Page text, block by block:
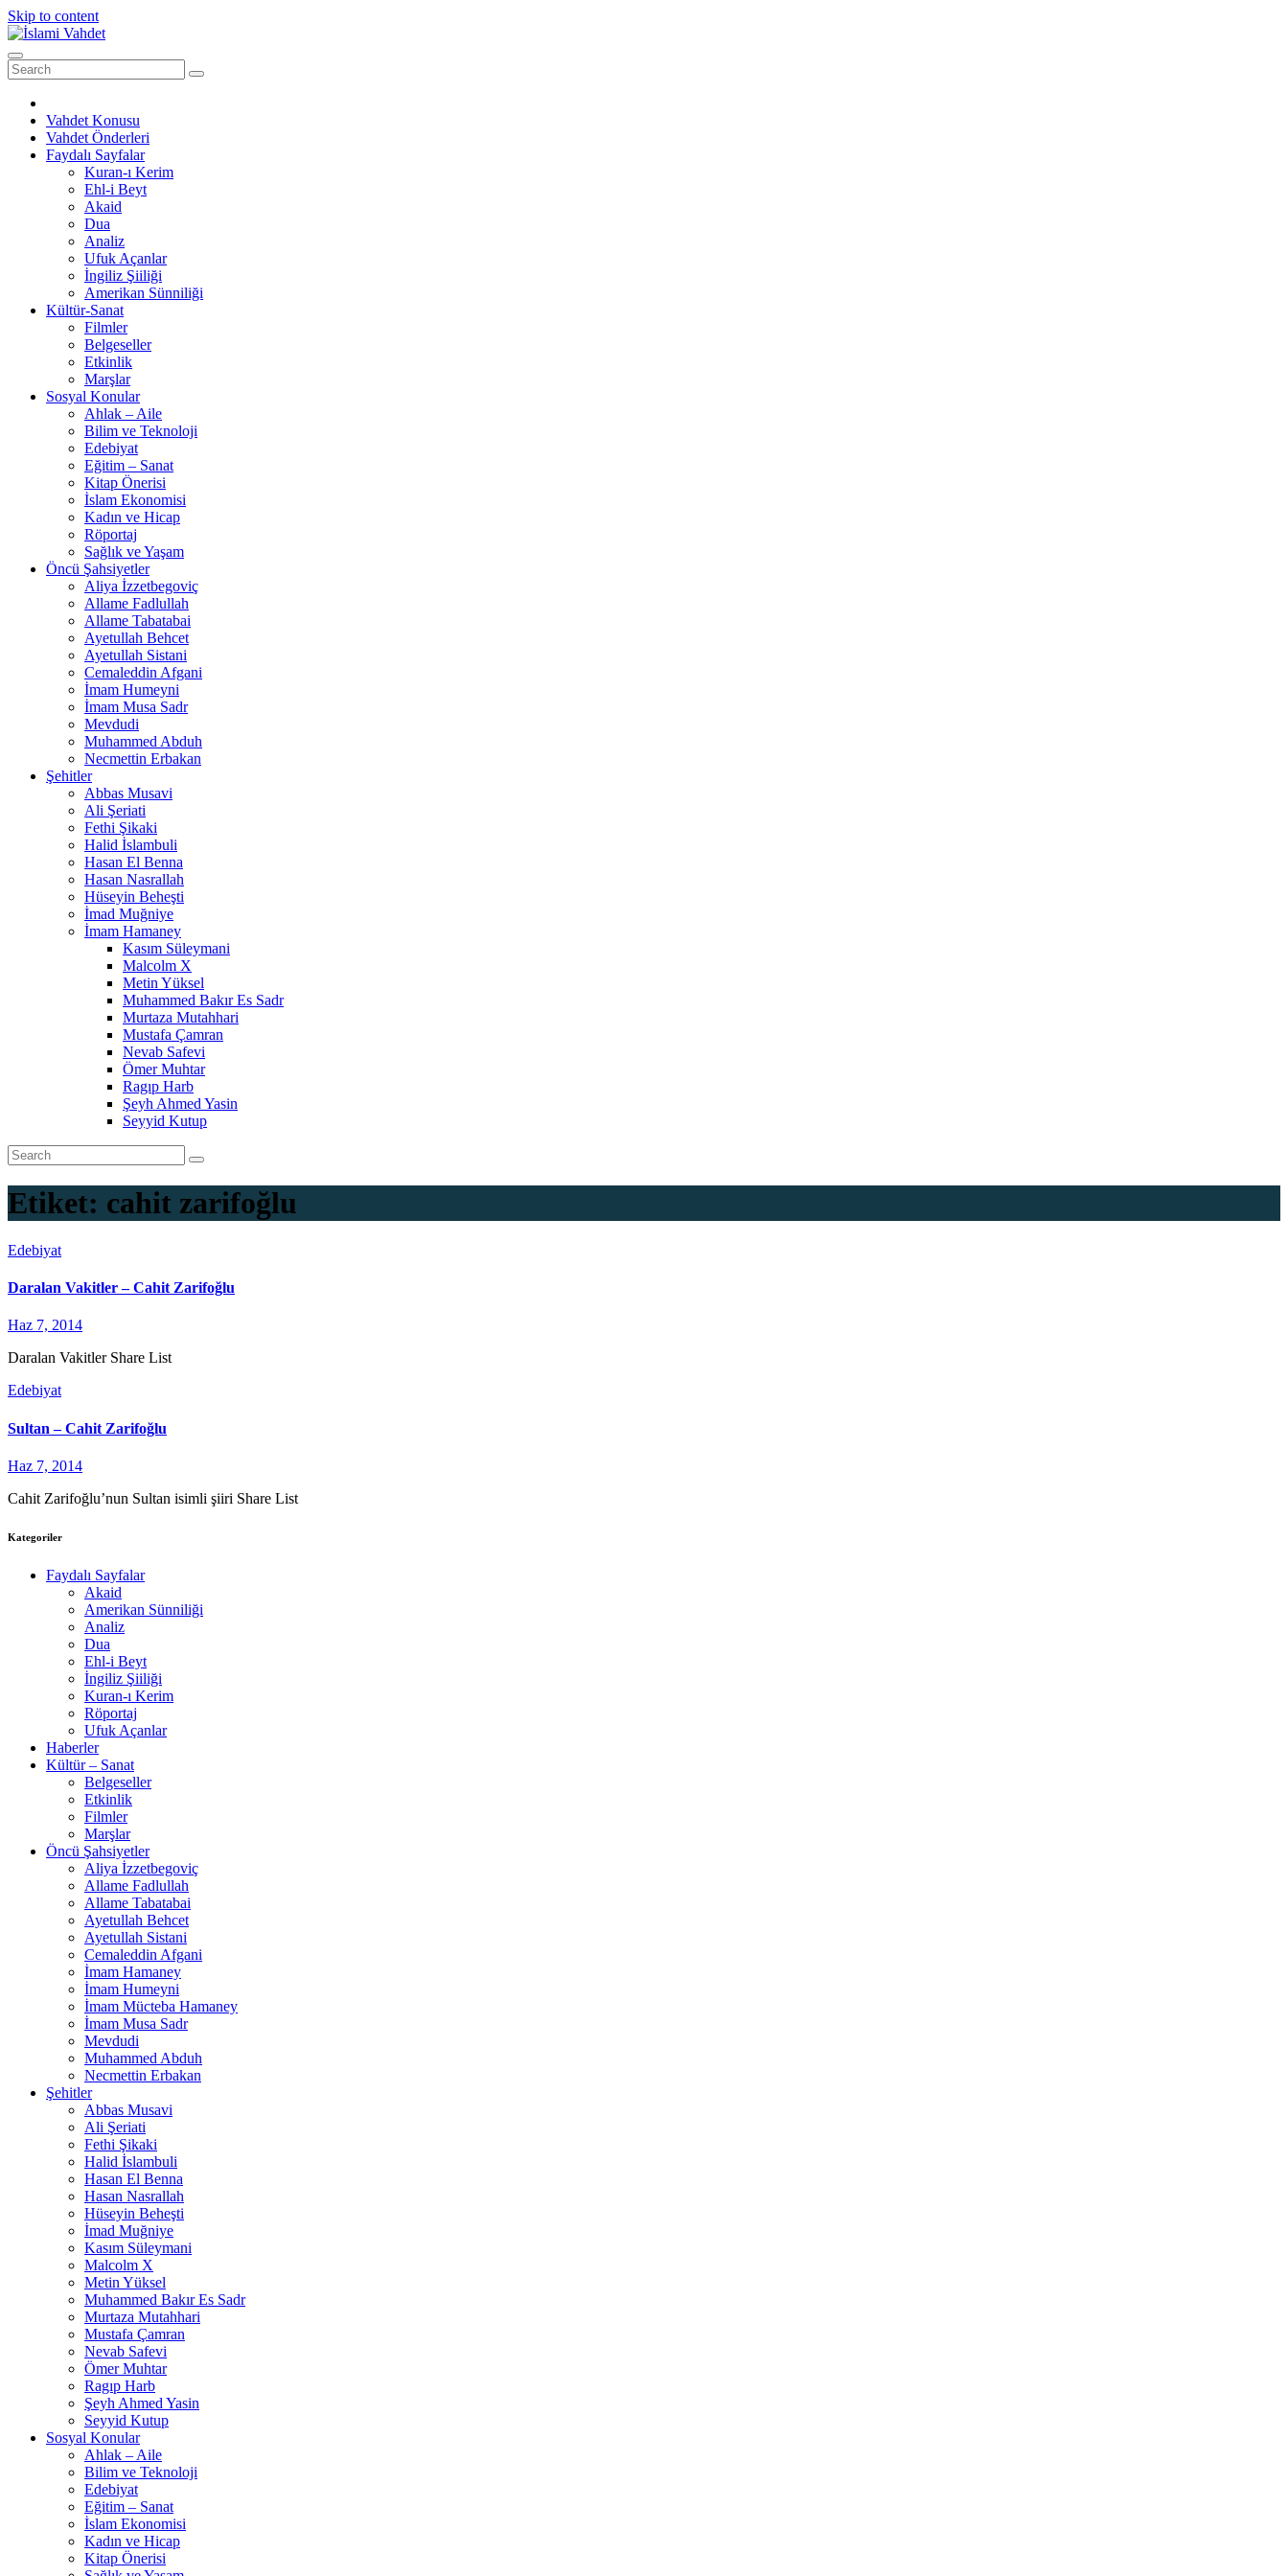
Skip to content
Vahdet Konusu
Vahdet Önderleri
Faydalı Sayfalar
Kuran-ı Kerim
Ehl-i Beyt
Akaid
Dua
Analiz
Ufuk Açanlar
İngiliz Şiiliği
Amerikan Sünniliği
Kültür-Sanat
Filmler
Belgeseller
Etkinlik
Marşlar
Sosyal Konular
Ahlak – Aile
Bilim ve Teknoloji
Edebiyat
Eğitim – Sanat
Kitap Önerisi
İslam Ekonomisi
Kadın ve Hicap
Röportaj
Sağlık ve Yaşam
Öncü Şahsiyetler
Aliya İzzetbegoviç
Allame Fadlullah
Allame Tabatabai
Ayetullah Behcet
Ayetullah Sistani
Cemaleddin Afgani
İmam Humeyni
İmam Musa Sadr
Mevdudi
Muhammed Abduh
Necmettin Erbakan
Şehitler
Abbas Musavi
Ali Şeriati
Fethi Şikaki
Halid İslambuli
Hasan El Benna
Hasan Nasrallah
Hüseyin Beheşti
İmad Muğniye
İmam Hamaney
Kasım Süleymani
Malcolm X
Metin Yüksel
Muhammed Bakır Es Sadr
Murtaza Mutahhari
Mustafa Çamran
Nevab Safevi
Ömer Muhtar
Ragıp Harb
Şeyh Ahmed Yasin
Seyyid Kutup
Etiket: cahit zarifoğlu
Edebiyat
Daralan Vakitler – Cahit Zarifoğlu
Haz 7, 2014
Daralan Vakitler Share List
Edebiyat
Sultan – Cahit Zarifoğlu
Haz 7, 2014
Cahit Zarifoğlu’nun Sultan isimli şiiri Share List
Kategoriler
Faydalı Sayfalar
Akaid
Amerikan Sünniliği
Analiz
Dua
Ehl-i Beyt
İngiliz Şiiliği
Kuran-ı Kerim
Röportaj
Ufuk Açanlar
Haberler
Kültür – Sanat
Belgeseller
Etkinlik
Filmler
Marşlar
Öncü Şahsiyetler
Aliya İzzetbegoviç
Allame Fadlullah
Allame Tabatabai
Ayetullah Behcet
Ayetullah Sistani
Cemaleddin Afgani
İmam Hamaney
İmam Humeyni
İmam Mücteba Hamaney
İmam Musa Sadr
Mevdudi
Muhammed Abduh
Necmettin Erbakan
Şehitler
Abbas Musavi
Ali Şeriati
Fethi Şikaki
Halid İslambuli
Hasan El Benna
Hasan Nasrallah
Hüseyin Beheşti
İmad Muğniye
Kasım Süleymani
Malcolm X
Metin Yüksel
Muhammed Bakır Es Sadr
Murtaza Mutahhari
Mustafa Çamran
Nevab Safevi
Ömer Muhtar
Ragıp Harb
Şeyh Ahmed Yasin
Seyyid Kutup
Sosyal Konular
Ahlak – Aile
Bilim ve Teknoloji
Edebiyat
Eğitim – Sanat
İslam Ekonomisi
Kadın ve Hicap
Kitap Önerisi